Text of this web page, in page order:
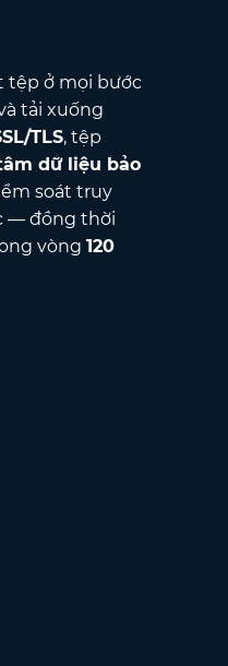
tệp ở mọi bước
tải xuống
TLS, tệp
dữ liệu bảo
soát truy
— đồng thời
vòng 120